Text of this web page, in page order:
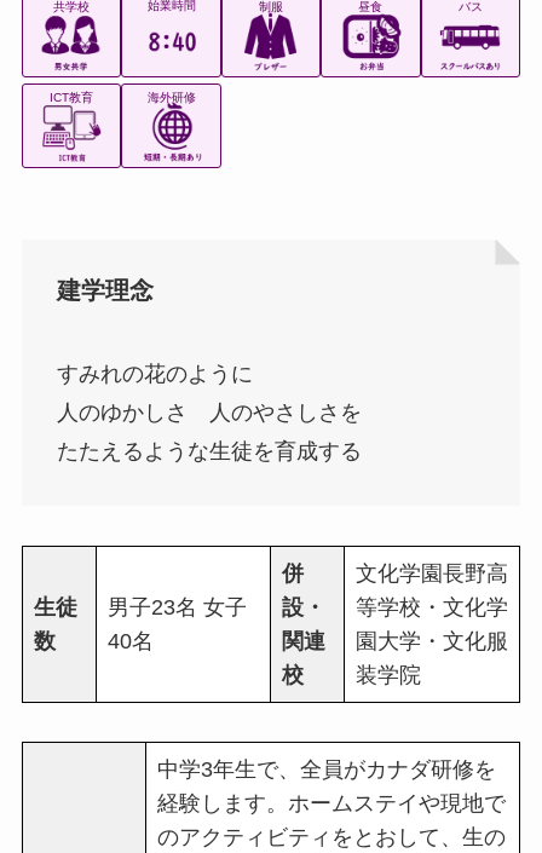
共学校 始業時間 制服 昼食 バス
ICT教育 海外研修
建学理念
すみれの花のように
人のゆかしさ 人のやさしさを
たたえるような生徒を育成する
生徒
数
男子23名 女子
40名
併
設・
関連
校
文化学園長野高
等学校・文化学
園大学・文化服
装学院
中学3年生で、全員がカナダ研修を
経験します。ホームステイや現地で
のアクティビティをとおして、生の